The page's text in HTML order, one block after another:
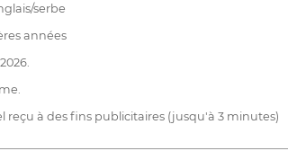
serbe
années
reçu à des fins publicitaires (jusqu'à 3 minutes)